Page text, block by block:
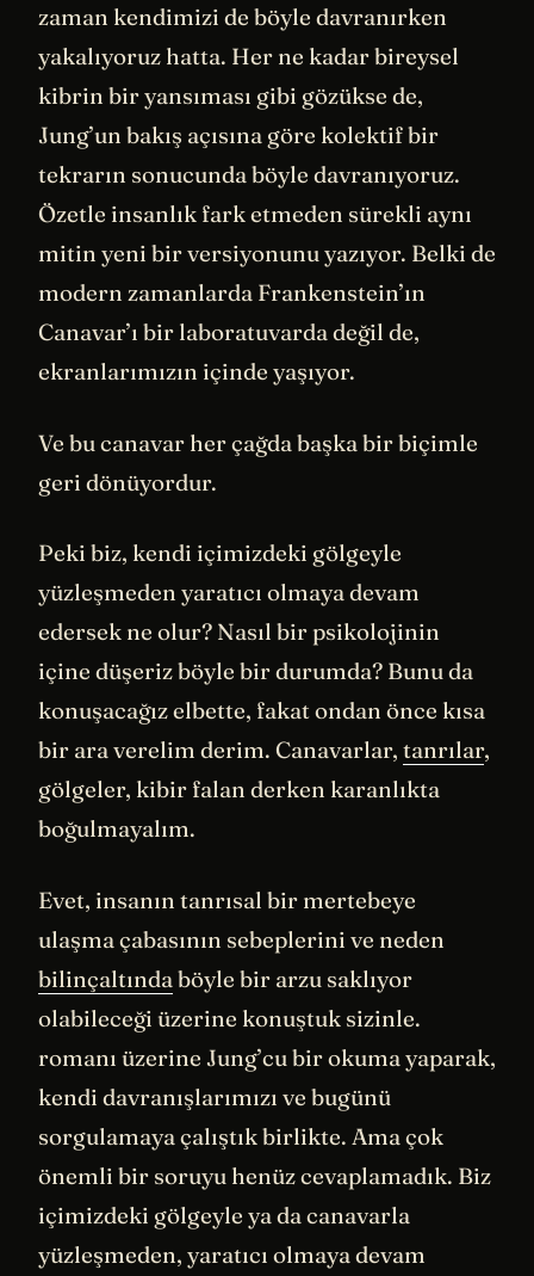
zaman kendimizi de böyle davranırken
yakalıyoruz hatta. Her ne kadar bireysel
kibrin bir yansıması gibi gözükse de,
Jung’un bakış açısına göre kolektif bir
tekrarın sonucunda böyle davranıyoruz.
Özetle insanlık fark etmeden sürekli aynı
mitin yeni bir versiyonunu yazıyor. Belki de
modern zamanlarda Frankenstein’ın
Canavar’ı bir laboratuvarda değil de,
ekranlarımızın içinde yaşıyor.
Ve bu canavar her çağda başka bir biçimle
geri dönüyordur.
Peki biz, kendi içimizdeki gölgeyle
yüzleşmeden yaratıcı olmaya devam
edersek ne olur? Nasıl bir psikolojinin
içine düşeriz böyle bir durumda? Bunu da
konuşacağız elbette, fakat ondan önce kısa
bir ara verelim derim. Canavarlar, tanrılar,
gölgeler, kibir falan derken karanlıkta
boğulmayalım.
Evet, insanın tanrısal bir mertebeye
ulaşma çabasının sebeplerini ve neden
bilinçaltında böyle bir arzu saklıyor
olabileceği üzerine konuştuk sizinle.
romanı üzerine Jung’cu bir okuma yaparak,
kendi davranışlarımızı ve bugünü
sorgulamaya çalıştık birlikte. Ama çok
önemli bir soruyu henüz cevaplamadık. Biz
içimizdeki gölgeyle ya da canavarla
yüzleşmeden, yaratıcı olmaya devam